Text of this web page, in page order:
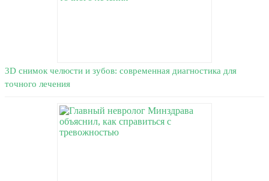
3D снимок челюсти и зубов: современная диагностика для
точного лечения